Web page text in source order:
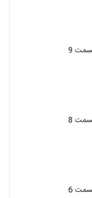
9
8
6